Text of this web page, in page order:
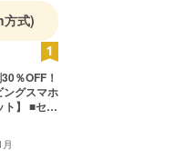
があ
豊かで
動して
式)
％OFF！
ングスマホ
セッ
・専用
スト
ハンカ